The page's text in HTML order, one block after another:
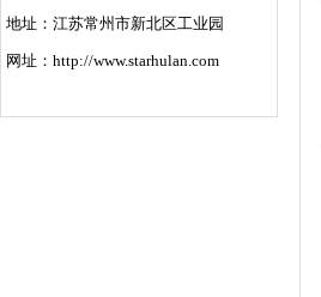
地址：江苏常州市新北区工业园
网址：http://www.starhulan.com